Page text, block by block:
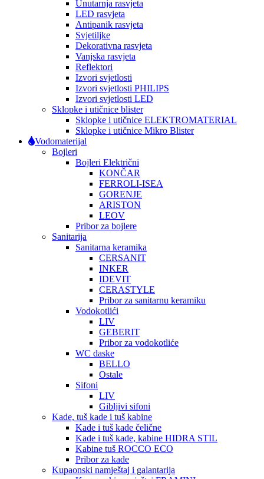
Unutarnja rasvjeta
LED rasvjeta
Antipanik rasvjeta
Svjetiljke
Dekorativna rasvjeta
Vanjska rasvjeta
Reflektori
Izvori svjetlosti
Izvori svjetlosti PHILIPS
Izvori svjetlosti LED
Sklopke i utičnice blister
Sklopke i utičnice ELEKTROMATERIAL
Sklopke i utičnice Mikro Blister
Vodomaterijal
Bojleri
Bojleri Električni
KONČAR
FERROLI-ISEA
GORENJE
ARISTON
LEOV
Pribor za bojlere
Sanitarija
Sanitarna keramika
CERSANIT
INKER
IDEVIT
CERASTYLE
Pribor za sanitarnu keramiku
Vodokotlići
LIV
GEBERIT
Pribor za vodokotliće
WC daske
BELLO
Ostale
Sifoni
LIV
Gibljivi sifoni
Kade, tuš kade i tuš kabine
Kade i tuš kade čelične
Kade i tuš kade, kabine HIDRA STIL
Kabine tuš ROCCO ECO
Pribor za kade
Kupaonski namještaj i galantarija